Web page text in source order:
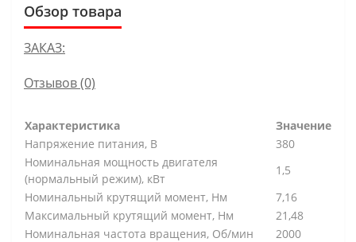
Обзор товара
ЗАКАЗ:
Отзывов (0)
Характеристика
Значение
Напряжение питания, В
380
Номинальная мощность двигателя
(нормальный режим), кВт
1,5
Номинальный крутящий момент, Нм
7,16
Максимальный крутящий момент, Нм
21,48
Номинальная частота вращения, Об/мин
2000